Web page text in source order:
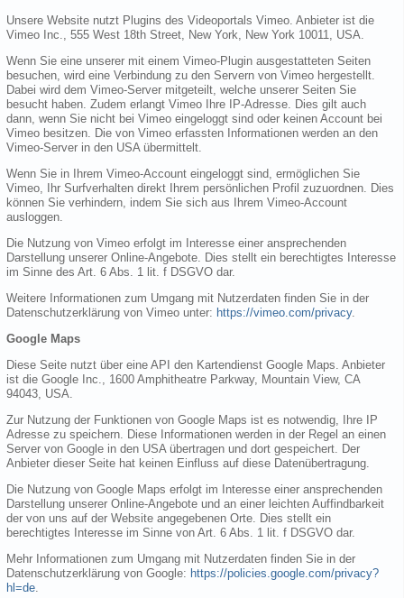
Unsere Website nutzt Plugins des Videoportals Vimeo. Anbieter ist die
Vimeo Inc., 555 West 18th Street, New York, New York 10011, USA.
Wenn Sie eine unserer mit einem Vimeo-Plugin ausgestatteten Seiten
besuchen, wird eine Verbindung zu den Servern von Vimeo hergestellt.
Dabei wird dem Vimeo-Server mitgeteilt, welche unserer Seiten Sie
besucht haben. Zudem erlangt Vimeo Ihre IP-Adresse. Dies gilt auch
dann, wenn Sie nicht bei Vimeo eingeloggt sind oder keinen Account bei
Vimeo besitzen. Die von Vimeo erfassten Informationen werden an den
Vimeo-Server in den USA übermittelt.
Wenn Sie in Ihrem Vimeo-Account eingeloggt sind, ermöglichen Sie
Vimeo, Ihr Surfverhalten direkt Ihrem persönlichen Profil zuzuordnen. Dies
können Sie verhindern, indem Sie sich aus Ihrem Vimeo-Account
ausloggen.
Die Nutzung von Vimeo erfolgt im Interesse einer ansprechenden
Darstellung unserer Online-Angebote. Dies stellt ein berechtigtes Interesse
im Sinne des Art. 6 Abs. 1 lit. f DSGVO dar.
Weitere Informationen zum Umgang mit Nutzerdaten finden Sie in der
Datenschutzerklärung von Vimeo unter: https://vimeo.com/privacy.
Google Maps
Diese Seite nutzt über eine API den Kartendienst Google Maps. Anbieter
ist die Google Inc., 1600 Amphitheatre Parkway, Mountain View, CA
94043, USA.
Zur Nutzung der Funktionen von Google Maps ist es notwendig, Ihre IP
Adresse zu speichern. Diese Informationen werden in der Regel an einen
Server von Google in den USA übertragen und dort gespeichert. Der
Anbieter dieser Seite hat keinen Einfluss auf diese Datenübertragung.
Die Nutzung von Google Maps erfolgt im Interesse einer ansprechenden
Darstellung unserer Online-Angebote und an einer leichten Auffindbarkeit
der von uns auf der Website angegebenen Orte. Dies stellt ein
berechtigtes Interesse im Sinne von Art. 6 Abs. 1 lit. f DSGVO dar.
Mehr Informationen zum Umgang mit Nutzerdaten finden Sie in der
Datenschutzerklärung von Google: https://policies.google.com/privacy?
hl=de